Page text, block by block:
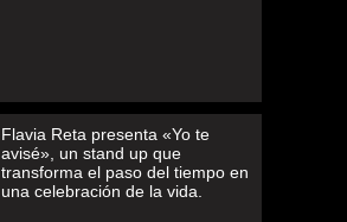
Flavia Reta presenta «Yo te
avisé», un stand up que
transforma el paso del tiempo en
una celebración de la vida.